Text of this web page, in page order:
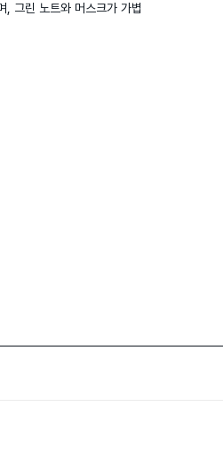
, 그린 노트와 머스크가 가볍